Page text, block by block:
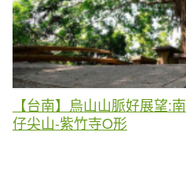
【台南】烏山山脈好展望:
仔尖山-紫竹寺O形